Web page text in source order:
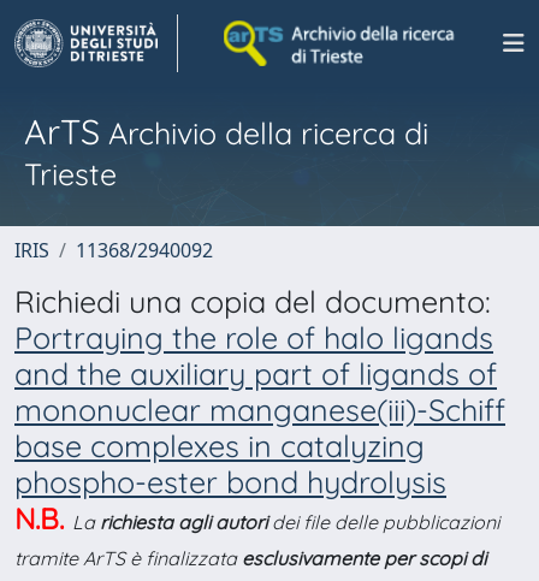
ArTS Archivio della ricerca di
Trieste
IRIS 11368/2940092
Richiedi una copia del documento:
Portraying the role of halo ligands
and the auxiliary part of ligands of
mononuclear manganese(iii)-Schiff
base complexes in catalyzing
phospho-ester bond hydrolysis
N.B. La richiesta agli autoridei file delle pubblicazioni
tramite ArTS è finalizzata esclusivamente per scopi di